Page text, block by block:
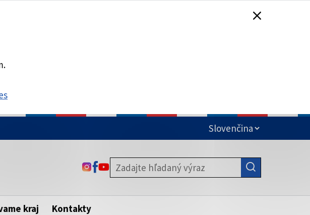
stránka je zabezpečená
webovú stránku. Zabezpečená stránka vždy začína
pred názvom domény webového sídla.
ODKAZ SA OTVORÍ NA NOVEJ KARTE
ODKAZ SA OTVORÍ NA NOVEJ KARTE
ODKAZ SA OTVORÍ NA NOVEJ KARTE
kraj Kontakty